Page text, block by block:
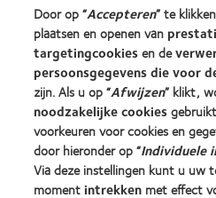
Vind uw opticien
Contactlenzen en
Nieuwe drager
Ervaren drager
Over CooperVision
Vacatures bij CooperVision
Door op “Accepteren” te
plaatsen en openen van
targetingcookiesen de
persoonsgegevens die voor
zijn. Als u op “Afwijzen” klikt,
noodzakelijke cookies
voorkeuren voor cookies en
door hieronder op “Individuele
Via deze instellingen kunt u uw
moment intrekken met effect